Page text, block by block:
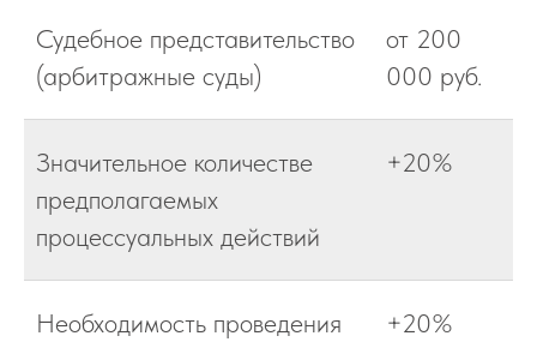
Судебное представительство
(арбитражные суды)
от 200
000 руб.
Значительное количестве
предполагаемых
процессуальных действий
+20%
Необходимость проведения
+20%